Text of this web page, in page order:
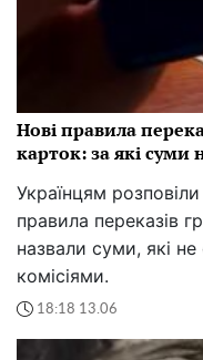
Нові правила
карток: за які суми
Українцям
правила переказів
назвали суми, які
комісіями.
18:18 13.06